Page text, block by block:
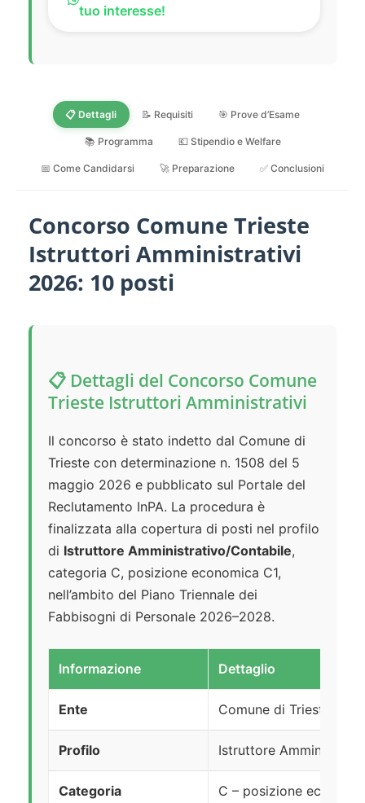
tuo interesse!
📋 Dettagli 📝 Requisiti 🎯 Prove d’Esame
📚 Programma 💶 Stipendio e Welfare
📅 Come Candidarsi 🚀 Preparazione ✅ Conclusioni
Concorso Comune Trieste
Istruttori Amministrativi
2026: 10 posti
📋 Dettagli del Concorso Comune
Trieste Istruttori Amministrativi
Il concorso è stato indetto dal Comune di
Trieste con determinazione n. 1508 del 5
maggio 2026 e pubblicato sul Portale del
Reclutamento InPA. La procedura è
finalizzata alla copertura di posti nel profilo
di Istruttore Amministrativo/Contabile,
categoria C, posizione economica C1,
nell’ambito del Piano Triennale dei
Fabbisogni di Personale 2026–2028.
Informazione Dettaglio
Ente Comune di Trieste
Profilo Istruttore
Categoria C – posizione